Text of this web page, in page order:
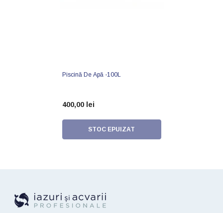
Piscină De Apă -100L
400,00 lei
STOC EPUIZAT